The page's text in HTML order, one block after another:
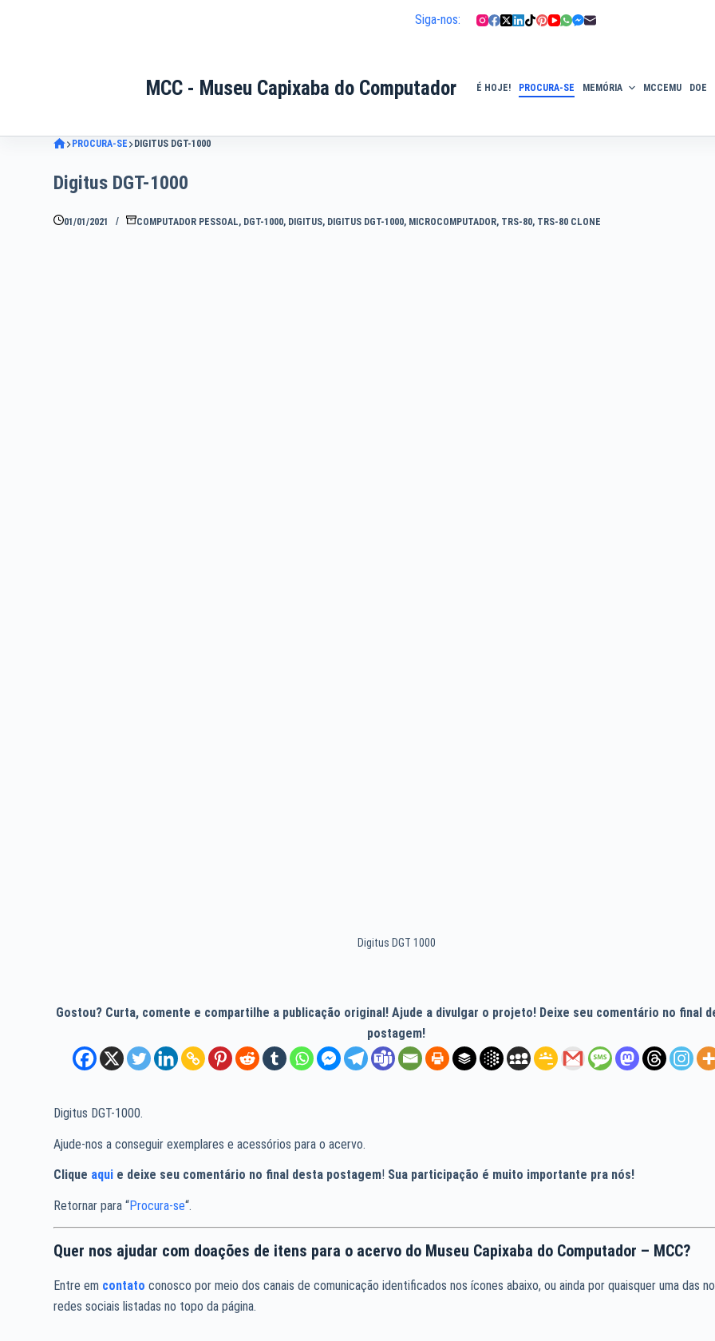
Siga-nos:
MCC - Museu Capixaba do Computador É HOJE! PROCURA-SE MEMÓRIA MCCEMU DOE
PROCURA-SE DIGITUS DGT-1000
Digitus DGT-1000
01/01/2021 COMPUTADOR PESSOAL, DGT-1000, DIGITUS, DIGITUS DGT-1000, MICROCOMPUTADOR, TRS-80, TRS-80 CLONE
Digitus DGT 1000
Gostou? Curta, comente e compartilhe a publicação original! Ajude a divulgar o projeto! Deixe seu comentário no final
postagem!
Digitus DGT-1000.
Ajude-nos a conseguir exemplares e acessórios para o acervo.
Clique aqui e deixe seu comentário no final desta postagem! Sua participação é muito importante pra nós!
Retornar para “Procura-se“.
Quer nos ajudar com doações de itens para o acervo do Museu Capixaba do Computador – MCC?
Entre em contato conosco por meio dos canais de comunicação identificados nos ícones abaixo, ou ainda por quaisquer uma das
redes sociais listadas no topo da página.